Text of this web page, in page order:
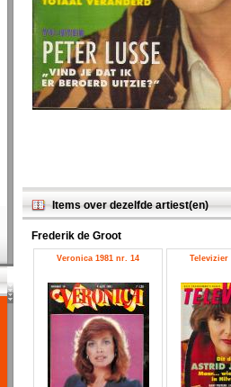
Items over dezelfde artiest(en)
Frederik de Groot
Veronica 1981 nr. 14 Televizier